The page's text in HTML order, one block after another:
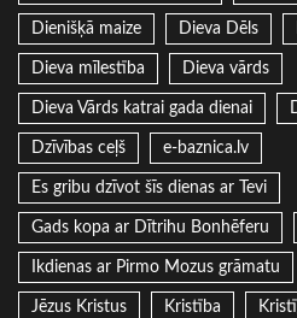
Dienišķā maize Dieva Dēls
Dieva mīlestība Dieva vārds
Dieva Vārds katrai gada dienai
Dzīvības ceļš e-baznica.lv
Es gribu dzīvot šīs dienas ar Tevi
Gads kopa ar Dītrihu Bonhēferu
Ikdienas ar Pirmo Mozus grāmatu
Jēzus Kristus Kristība